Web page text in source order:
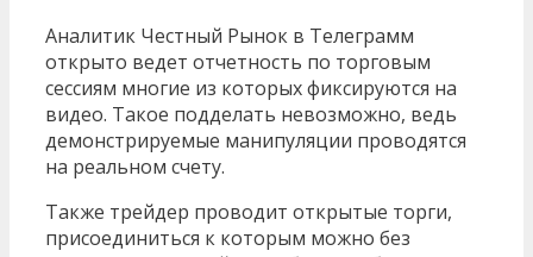
Аналитик Честный Рынок в Телеграмм
открыто ведет отчетность по торговым
сессиям многие из которых фиксируются на
видео. Такое подделать невозможно, ведь
демонстрируемые манипуляции проводятся
на реальном счету.
Также трейдер проводит открытые торги,
присоединиться к которым можно без